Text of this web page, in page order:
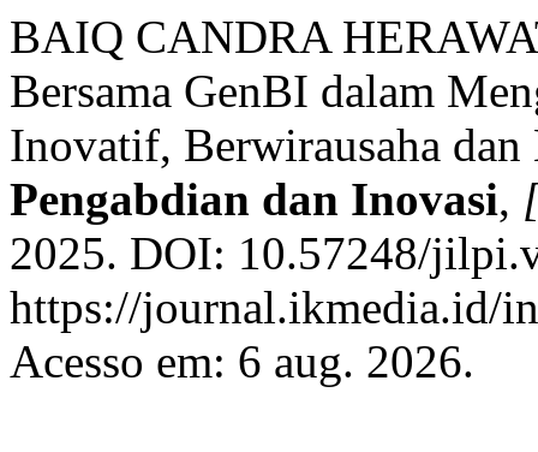
BAIQ CANDRA
Bersama GenBI dalam
Inovatif, Berwirausaha
Pengabdian dan Inovasi,
2025. DOI: 10.57248/
https://journal.ikmedia.id/
Acesso em: 6 aug. 2026.